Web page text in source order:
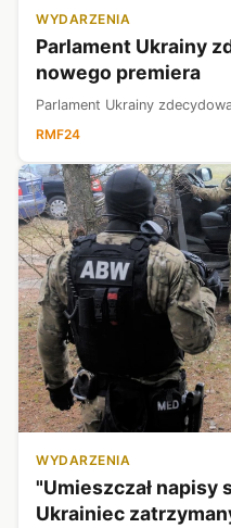
WYDARZENIA
Parlament Ukrainy
nowego premiera
Parlament Ukrainy
RMF24
WYDARZENIA
"Umieszczał napisy
Ukrainiec